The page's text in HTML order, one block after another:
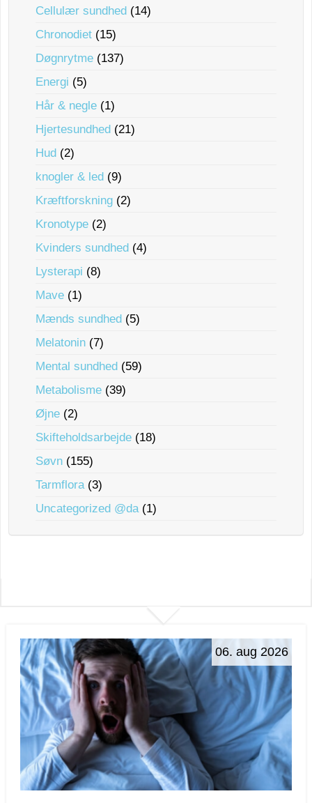
Cellulær sundhed (14)
Chronodiet (15)
Døgnrytme (137)
Energi (5)
Hår & negle (1)
Hjertesundhed (21)
Hud (2)
knogler & led (9)
Kræftforskning (2)
Kronotype (2)
Kvinders sundhed (4)
Lysterapi (8)
Mave (1)
Mænds sundhed (5)
Melatonin (7)
Mental sundhed (59)
Metabolisme (39)
Øjne (2)
Skifteholdsarbejde (18)
Søvn (155)
Tarmflora (3)
Uncategorized @da (1)
06. aug 2026